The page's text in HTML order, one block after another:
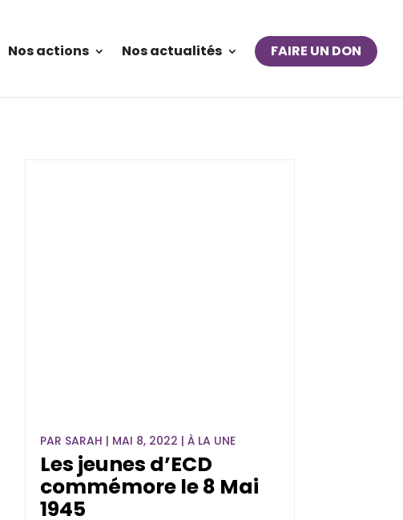
Nos actions Nos actualités FAIRE UN DON
PAR SARAH | MAI 8, 2022 | À LA UNE
Les jeunes d’ECD
commémore le 8 Mai
1945